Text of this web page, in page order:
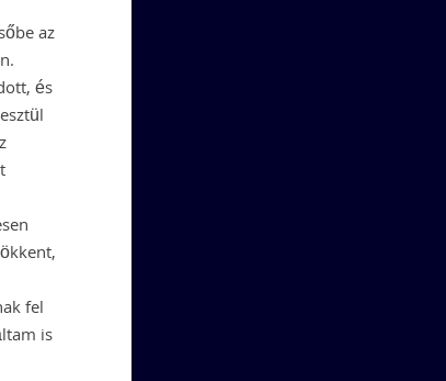
az
és
fel
is